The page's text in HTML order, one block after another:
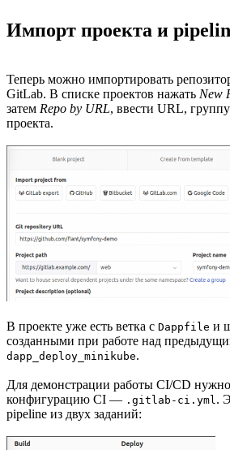
Импорт проекта и
Теперь можно импортировать
GitLab. В списке проектов нажать New
затем Repo by URL, ввести URL,
проекта.
В проекте уже есть ветка с Dappfile и
созданными при работе над
dapp_deploy_minikube.
Для демонстрации работы CI/CD
конфигурацию CI — .gitlab-ci.yml.
pipeline из двух заданий: